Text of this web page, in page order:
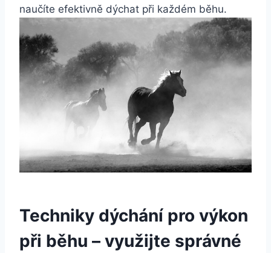
naučíte efektivně dýchat při každém běhu.
Techniky dýchání pro výkon
při běhu – využijte správné